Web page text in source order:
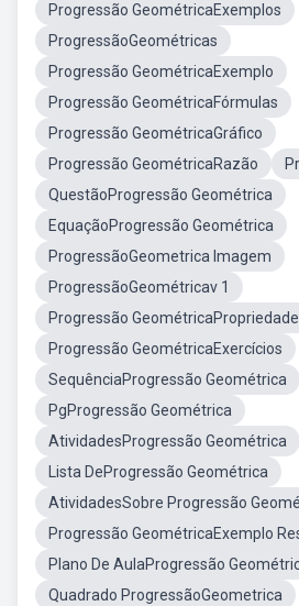
Progressão GeométricaExemplos
ProgressãoGeométricas
Progressão GeométricaExemplo
Progressão GeométricaFórmulas
Progressão GeométricaGráfico
Progressão GeométricaRazão
QuestãoProgressão Geométrica
EquaçãoProgressão Geométrica
ProgressãoGeometrica Imagem
ProgressãoGeométricav 1
Progressão
Progressão GeométricaExercícios
SequênciaProgressão Geométrica
PgProgressão Geométrica
AtividadesProgressão Geométrica
Lista DeProgressão Geométrica
AtividadesSobre Progressão
Progressão GeométricaExemplo
Plano De AulaProgressão
Quadrado ProgressãoGeometrica